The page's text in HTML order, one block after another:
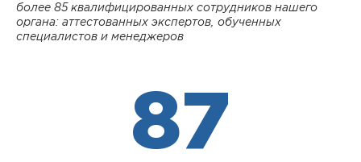
более 85 квалифицированных сотрудников нашего
органа: аттестованных экспертов, обученных
специалистов и менеджеров
87